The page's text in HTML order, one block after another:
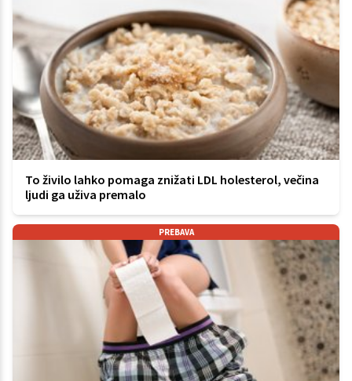
To živilo lahko pomaga znižati LDL holesterol, večina
ljudi ga uživa premalo
PREBAVA